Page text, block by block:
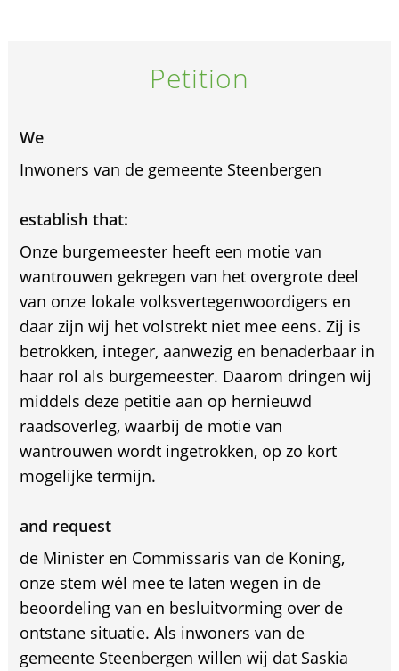
Petition
We
Inwoners van de gemeente Steenbergen
establish that:
Onze burgemeester heeft een motie van
wantrouwen gekregen van het overgrote deel
van onze lokale volksvertegenwoordigers en
daar zijn wij het volstrekt niet mee eens. Zij is
betrokken, integer, aanwezig en benaderbaar in
haar rol als burgemeester. Daarom dringen wij
middels deze petitie aan op hernieuwd
raadsoverleg, waarbij de motie van
wantrouwen wordt ingetrokken, op zo kort
mogelijke termijn.
and request
de Minister en Commissaris van de Koning,
onze stem wél mee te laten wegen in de
beoordeling van en besluitvorming over de
ontstane situatie. Als inwoners van de
gemeente Steenbergen willen wij dat Saskia